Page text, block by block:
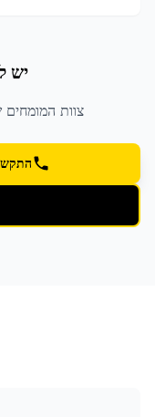
יש
צוות
התקשרו